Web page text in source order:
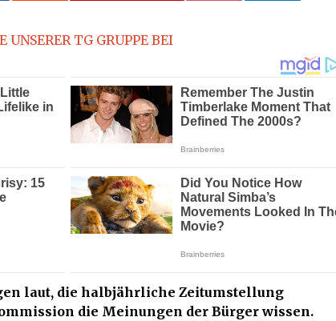
UNSERER TG GRUPPE BEI
laut, die halbjährliche Zeitumstellung
die Meinungen der Bürger wissen.